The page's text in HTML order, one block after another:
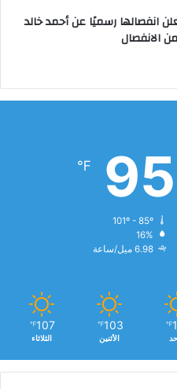
انفصالها رسميًا عن أحمد خالد
الانفصال
95
℉
16%
6.98 ميل/ساعة
℉
103
℉
الأثنين
107
℉
الثلاثاء